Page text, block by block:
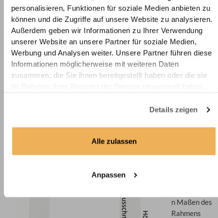
personalisieren, Funktionen für soziale Medien anbieten zu
können und die Zugriffe auf unsere Website zu analysieren.
Außerdem geben wir Informationen zu Ihrer Verwendung
unserer Website an unsere Partner für soziale Medien,
Werbung und Analysen weiter. Unsere Partner führen diese
Informationen möglicherweise mit weiteren Daten
zusammen, die Sie ihnen bereitgestellt haben oder die sie
Details zeigen
Alle zulassen
Anpassen
vereinheitlichen , die unterschiedliche Maße haben. Die
Kartoneinlage sorgt für eine zusätzliche Tiefeim Bild.
Außerdemschütztdas Passepartout das Motiv vor einem
Festkleben an der Scheibe.
Wie misst man ein Passepartout aus?
Passepartou
n Maßen des
Rahmens